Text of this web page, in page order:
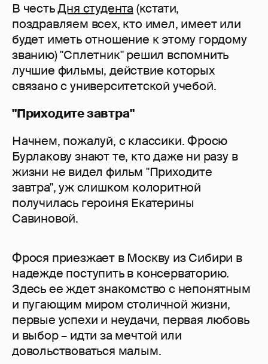
В честьДня студента (кстати,
поздравляем всех, кто имел, имеет или
будет иметь отношение к этому гордому
званию) "Сплетник" решил вспомнить
лучшие фильмы, действие которых
связано с университетской учебой.
"Приходите завтра"
Начнем, пожалуй, с классики. Фросю
Бурлакову знают те, кто даже ни разу в
жизни не видел фильм "Приходите
завтра", уж слишком колоритной
получилась героиня Екатерины
Савиновой.
Фрося приезжает в Москву из Сибири в
надежде поступить в консерваторию.
Здесь ее ждет знакомство с непонятным
и пугающим миром столичной жизни,
первые успехи и неудачи, первая любовь
и выбор – идти за мечтой или
довольствоваться малым.